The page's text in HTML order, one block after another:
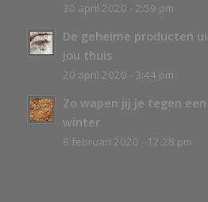
30 april 2020 - 2:59 pm
De geheime producten
jou thuis
20 april 2020 - 3:44 pm
Zo wapen jij je tegen
winter
8 februari 2020 - 12:28 pm